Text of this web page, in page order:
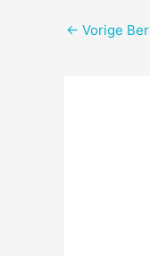
← Vorige